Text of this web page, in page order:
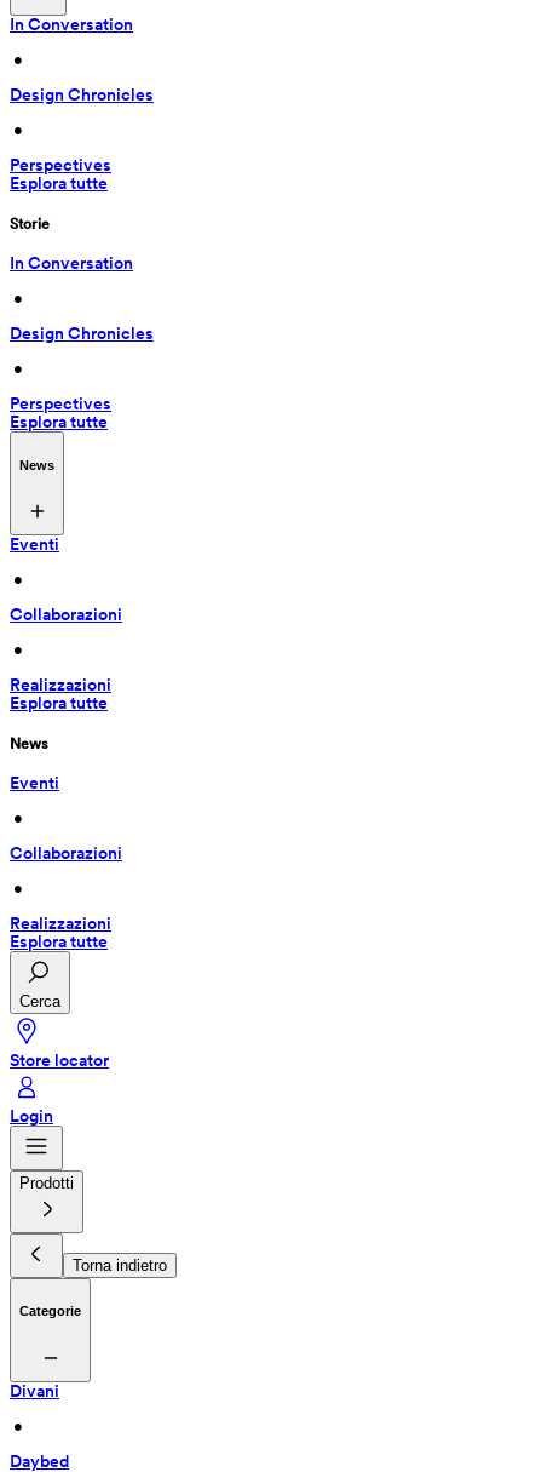
In Conversation
•
Design Chronicles
•
Perspectives
Esplora tutte
Storie
In Conversation
•
Design Chronicles
•
Perspectives
Esplora tutte
News
Eventi
•
Collaborazioni
•
Realizzazioni
Esplora tutte
News
Eventi
•
Collaborazioni
•
Realizzazioni
Esplora tutte
Cerca
Store locator
Login
Prodotti
Torna indietro
Categorie
Divani
•
Daybed